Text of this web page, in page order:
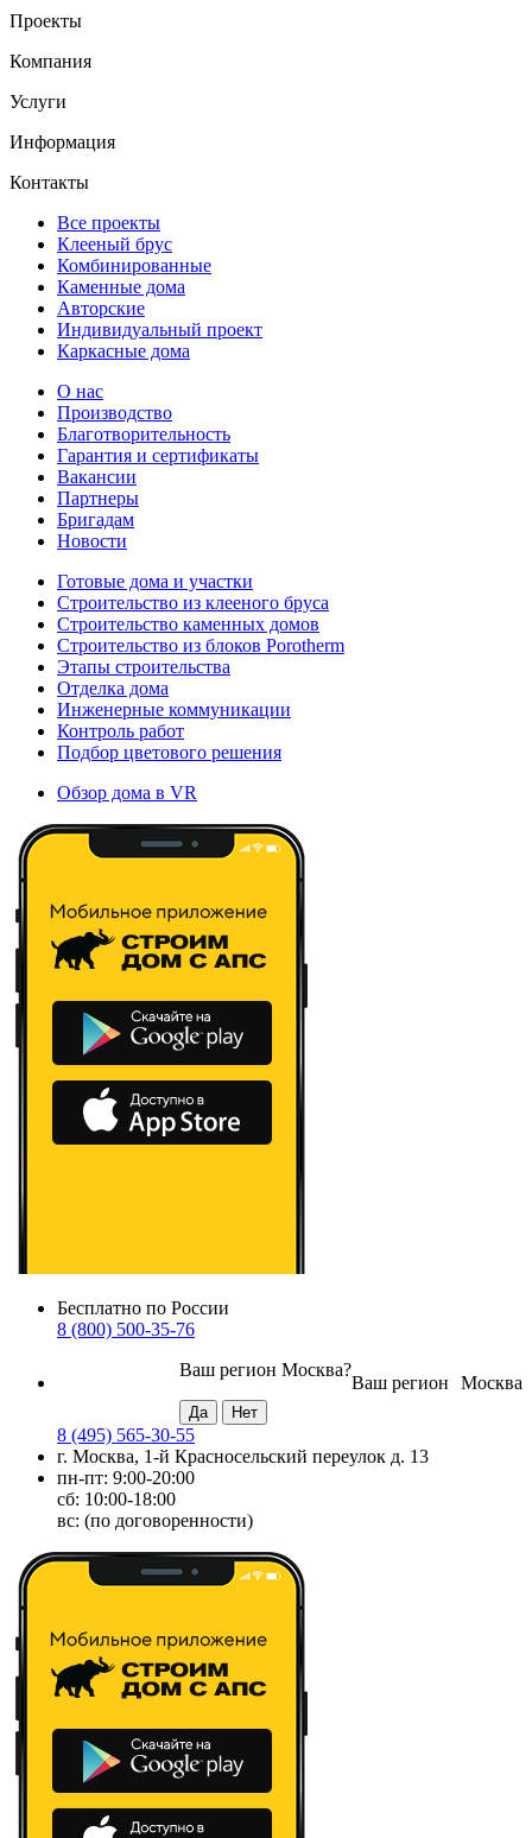
Проекты
Компания
Услуги
Информация
Контакты
Все проекты
Клееный брус
Комбинированные
Каменные дома
Авторские
Индивидуальный проект
Каркасные дома
О нас
Производство
Благотворительность
Гарантия и сертификаты
Вакансии
Партнеры
Бригадам
Новости
Готовые дома и участки
Строительство из клееного бруса
Строительство каменных домов
Строительство из блоков Porotherm
Этапы строительства
Отделка дома
Инженерные коммуникации
Контроль работ
Подбор цветового решения
Обзор дома в VR
Бесплатно по России
8 (800) 500-35-76
Москва
Ваш регион
Ваш регион Москва?
8 (495) 565-30-55
г. Москва, 1-й Красносельский переулок д. 13
пн-пт: 9:00-20:00
сб: 10:00-18:00
вс: (по договоренности)